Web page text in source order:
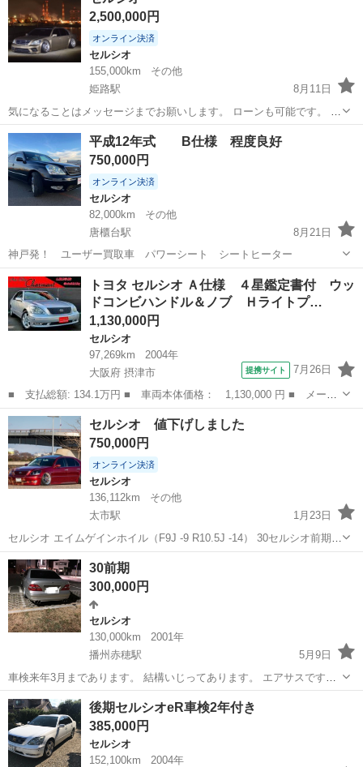
2,500,000円
オンライン決済
セルシオ
155,000km
その他
姫路駅
8月11日
気になることはメッセージまでお願いします。 ローンも可能です。 よ
ろしくお願いします。
兵庫 姫路市 姫路駅 セルシオ ローン
平成12年式 B仕様 程度良好
750,000円
オンライン決済
セルシオ
82,000km
その他
唐櫃台駅
8月21日
神戸発！ ユーザー買取車 パワーシート シートヒーター
兵庫 神戸市 唐櫃台駅 セルシオ
トヨタ セルシオ Ａ仕様 ４星鑑定書付 ウッ
ドコンビハンドル＆ノブ Ｈライトプ…
1,130,000円
セルシオ
97,269km
2004年
大阪府 摂津市
提携サイト 7月26日
■ 支払総額: 134.1万円 ■ 車両本体価格： 1,130,000 円 ■ メーカ
ー名： トヨタ ■ 車種名： セルシオ ■ グレード名： Ａ仕様
４星鑑定書付 ウッドコンビハンドル＆ノブ Ｈライトプロテクショ
ンフィル...
大阪 摂津市 セルシオ
セルシオ 値下げしました
750,000円
オンライン決済
セルシオ
136,112km
その他
太市駅
1月23日
セルシオ エイムゲインホイル（F9J -9 R10.5J -14） 30セルシオ前期→
後期化の出品です。 ・ボディ色→ソウルレッドクリスタルメタリック
・エアロ→エムゲイン純VIPフルエアロ ・マフラーカッター→LS...
兵庫 姫路市 太市駅
30前期
300,000円
セルシオ
130,000km
2001年
播州赤穂駅
5月9日
車検来年3月まであります。 結構いじってあります。 エアサスです。
気になる方は連絡して下さい。 値下げや交換も可能。
兵庫 赤穂市 播州赤穂駅 セルシオ エアサス
後期セルシオeR車検2年付き
385,000円
セルシオ
152,100km
2004年